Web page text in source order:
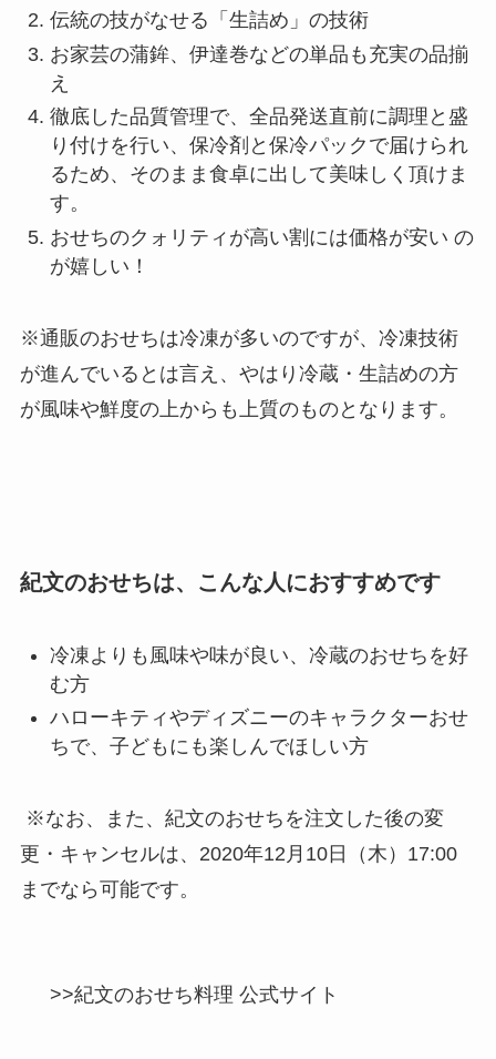
伝統の技がなせる「生詰め」の技術
お家芸の蒲鉾、伊達巻などの単品も充実の品揃
え
徹底した品質管理で、全品発送直前に調理と盛
り付けを行い、保冷剤と保冷パックで届けられ
るため、そのまま食卓に出して美味しく頂けま
す。
おせちのクォリティが高い割には価格が安い の
が嬉しい！
※通販のおせちは冷凍が多いのですが、冷凍技術
が進んでいるとは言え、やはり冷蔵・生詰めの方
が風味や鮮度の上からも上質のものとなります。
紀文のおせちは、こんな人におすすめです
冷凍よりも風味や味が良い、冷蔵のおせちを好
む方
ハローキティやディズニーのキャラクターおせ
ちで、子どもにも楽しんでほしい方
※なお、また、紀文のおせちを注文した後の変
更・キャンセルは、2020年12月10日（木）17:00
までなら可能です。
>>紀文のおせち料理 公式サイト